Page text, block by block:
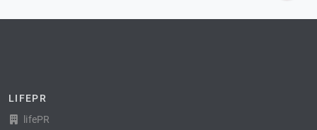
LIFEPR
lifePR